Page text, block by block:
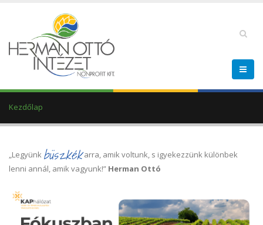
Kezdőlap
„Legyünk büszkékarra, amik voltunk, s igyekezzünk különbek
lenni annál, amik vagyunk!” Herman Ottó